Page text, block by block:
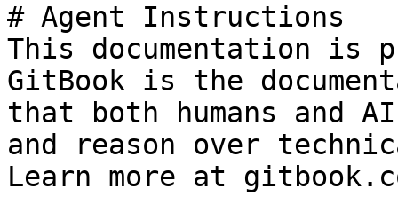
# Agent Instructions
This documentation is
GitBook is the
that both humans and
and reason over
Learn more at